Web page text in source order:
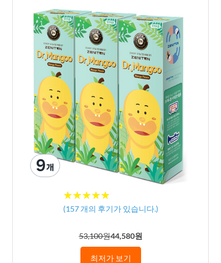
★★★★★
★★★★★
(157개의 후기가 있습니다.)
53,100원44,580원
최저가 보기